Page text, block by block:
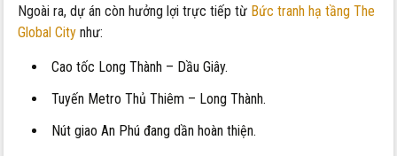
Ngoài ra, dự án còn hưởng lợi trực tiếp từ Bức tranh hạ tầng The
Global City như:
Cao tốc Long Thành – Dầu Giây.
Tuyến Metro Thủ Thiêm – Long Thành.
Nút giao An Phú đang dần hoàn thiện.